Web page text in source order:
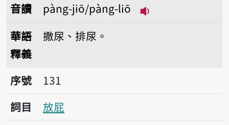
音讀
pàng-jiō/pàng-liō
華語
釋義
撒尿、排尿。
序號131放屁
序號
131
詞目
放屁